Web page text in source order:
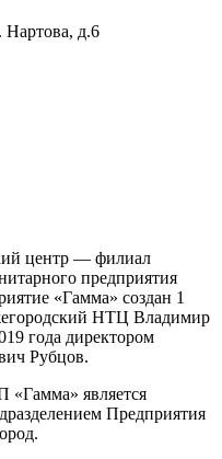
д.6
центр — филиал
предприятия
«Гамма» создан 1
НТЦ Владимир
года директором
Рубцов.
является
Предприятия